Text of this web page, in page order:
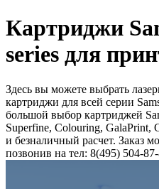
Картриджи
series для
Здесь вы можете выбрать
картриджи для всей серии
большой выбор картриджей
Superfine, Colouring, GalaPrint,
и безналичный расчет. Заказ
позвонив на тел: 8(495) 504-